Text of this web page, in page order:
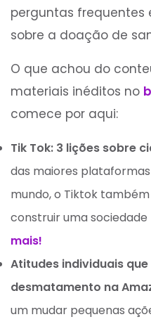
perguntas frequentes
sobre a doação de
O que achou do
materiais inéditos no
comece por aqui:
Tik Tok: 3 lições sobre
das maiores
mundo, o Tiktok
construir uma sociedade
mais!
Atitudes individuais
desmatamento na
um mudar pequenas